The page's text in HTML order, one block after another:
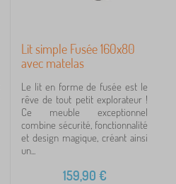
Lit simple Fusée 160x80
avec matelas
Le lit en forme de fusée est le
rêve de tout petit explorateur !
Ce meuble exceptionnel
combine sécurité, fonctionnalité
et design magique, créant ainsi
un...
159,90 €